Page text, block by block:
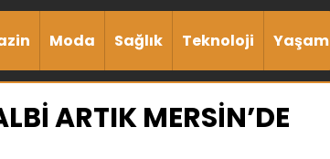
Moda Sağlık Teknoloji Yaşam
ARTIK MERSİN’DE